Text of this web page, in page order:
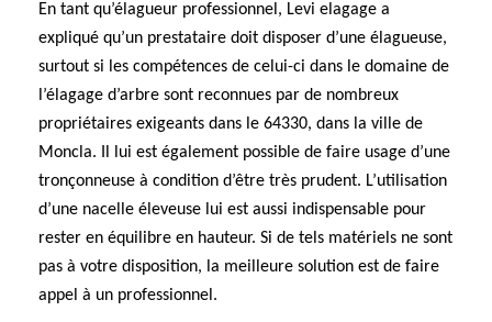
En tant qu’élagueur professionnel, Levi elagage a
expliqué qu’un prestataire doit disposer d’une élagueuse,
surtout si les compétences de celui-ci dans le domaine de
l’élagage d’arbre sont reconnues par de nombreux
propriétaires exigeants dans le 64330, dans la ville de
Moncla. Il lui est également possible de faire usage d’une
tronçonneuse à condition d’être très prudent. L’utilisation
d’une nacelle éleveuse lui est aussi indispensable pour
rester en équilibre en hauteur. Si de tels matériels ne sont
pas à votre disposition, la meilleure solution est de faire
appel à un professionnel.